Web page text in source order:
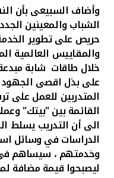
وأضاف السبيعى بأن
الشباب والمعينين
حريص على تطوير
والمقاييس العالمية
خلال طاقات شابة
على بذل اقصى الجهود
المتدربين للعمل على
الى أن التدريبيسلط
الدراسات في وسائل
وخدمتهم ، سيساهم
ليصبحوا قيمة مضافة